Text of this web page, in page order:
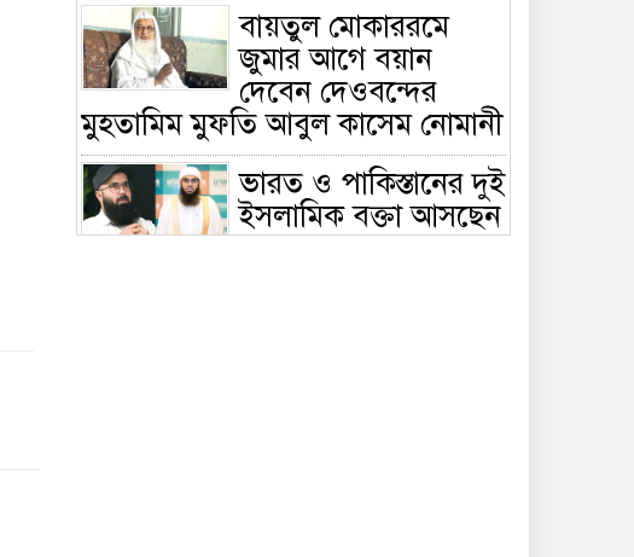
বায়তুল মোকাররমে
জুমার আগে বয়ান
দেবেন দেওবন্দের
মুহতামিম মুফতি আবুল কাসেম নোমানী
ভারত ও পাকিস্তানের দুই
ইসলামিক বক্তা আসছেন
বাংলাদেশে, ঢাকা-